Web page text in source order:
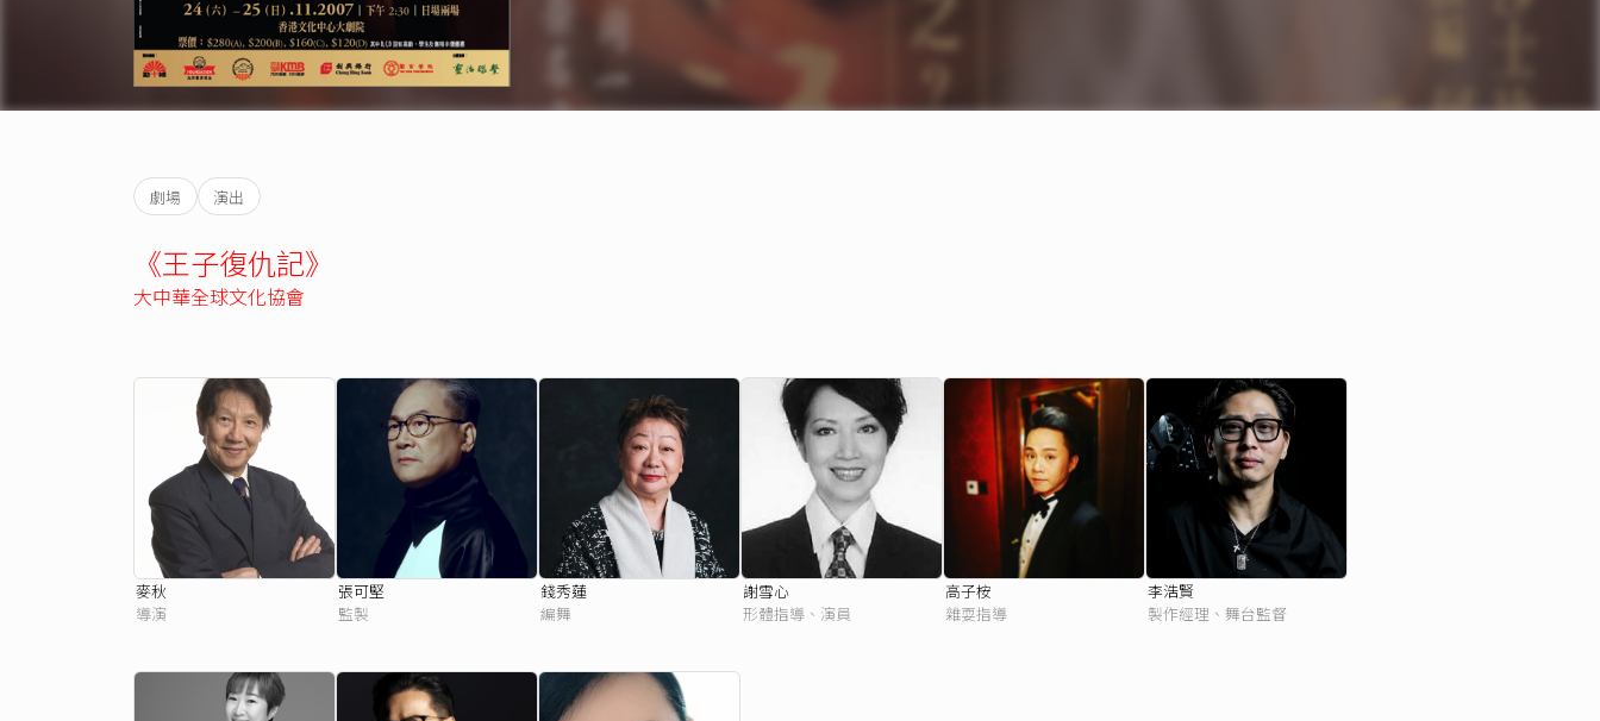
劇場 演出
《王子復仇記》
大中華全球文化協會
麥秋
導演
張可堅
監製
錢秀蓮
編舞
謝雪心
形體指導、演員
高子桉
雜耍指導
李浩賢
製作經理、舞台監督